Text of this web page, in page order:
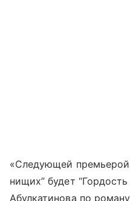
«Следующей
нищих” будет
Абулкатинова по